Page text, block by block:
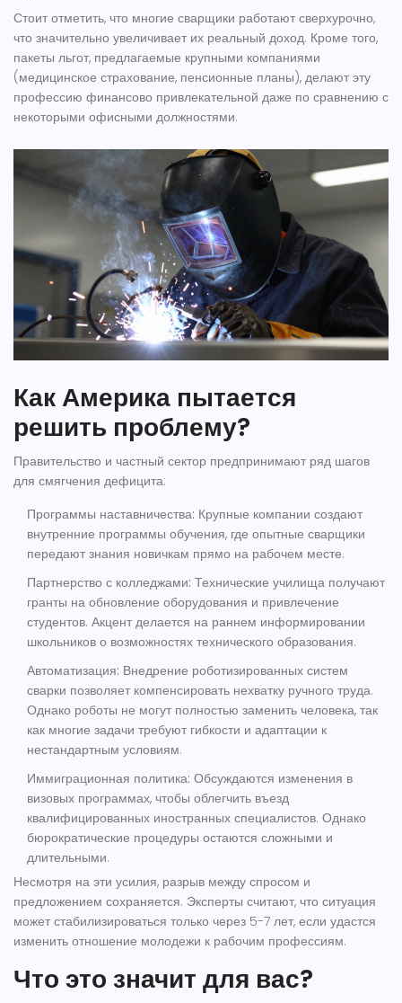
Стоит отметить, что многие сварщики работают сверхурочно,
что значительно увеличивает их реальный доход. Кроме того,
пакеты льгот, предлагаемые крупными компаниями
(медицинское страхование, пенсионные планы), делают эту
профессию финансово привлекательной даже по сравнению с
некоторыми офисными должностями.
Как Америка пытается
решить проблему?
Правительство и частный сектор предпринимают ряд шагов
для смягчения дефицита:
Программы наставничества: Крупные компании создают
внутренние программы обучения, где опытные сварщики
передают знания новичкам прямо на рабочем месте.
Партнерство с колледжами: Технические училища получают
гранты на обновление оборудования и привлечение
студентов. Акцент делается на раннем информировании
школьников о возможностях технического образования.
Автоматизация: Внедрение роботизированных систем
сварки позволяет компенсировать нехватку ручного труда.
Однако роботы не могут полностью заменить человека, так
как многие задачи требуют гибкости и адаптации к
нестандартным условиям.
Иммиграционная политика: Обсуждаются изменения в
визовых программах, чтобы облегчить въезд
квалифицированных иностранных специалистов. Однако
бюрократические процедуры остаются сложными и
длительными.
Несмотря на эти усилия, разрыв между спросом и
предложением сохраняется. Эксперты считают, что ситуация
может стабилизироваться только через 5-7 лет, если удастся
изменить отношение молодежи к рабочим профессиям.
Что это значит для вас?